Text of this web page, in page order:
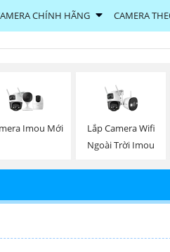
CHÍNH HÃNG CAMERA
Imou Mới
Lắp Camera Wifi
Ngoài Trời Imou